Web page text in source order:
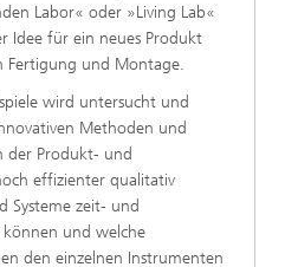
Labor« oder »Living Lab«
Idee für ein neues Produkt
Fertigung und Montage.
wird untersucht und
Methoden und
der Produkt- und
effizienter qualitativ
Systeme zeit- und
und welche
den einzelnen Instrumenten